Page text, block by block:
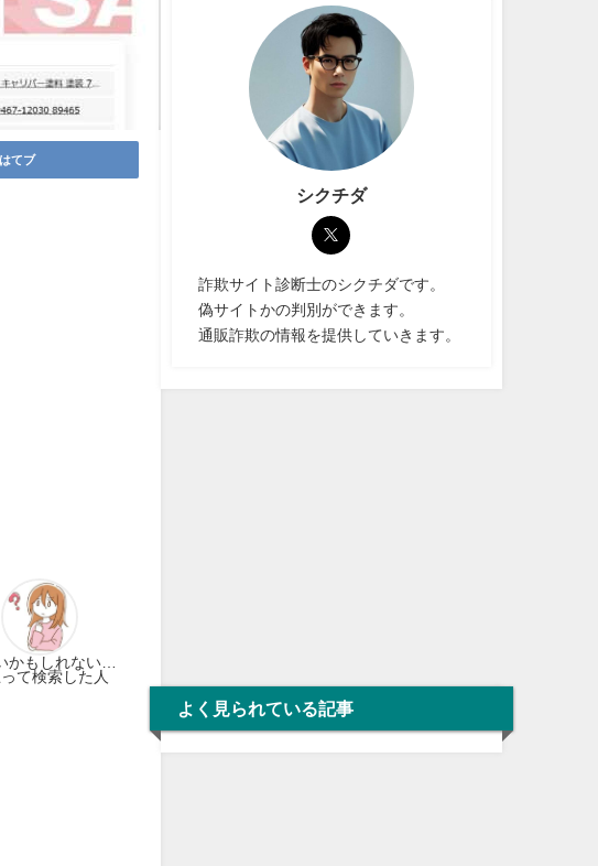
はてブ
かもしれない…
て検索した人
シクチダ
詐欺サイト診断士のシクチダです。
偽サイトかの判別ができます。
通販詐欺の情報を提供していきます。
よく見られている記事